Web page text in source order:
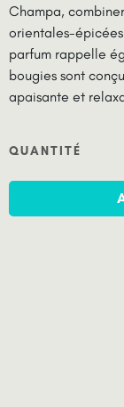
Champa,
orientales-
parfum rappelle
bougies sont
apaisante et
QUANTITÉ